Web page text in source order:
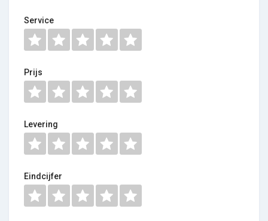
Service
Prijs
Levering
Eindcijfer